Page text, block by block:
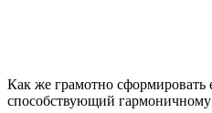
Как же грамотно
способствующий